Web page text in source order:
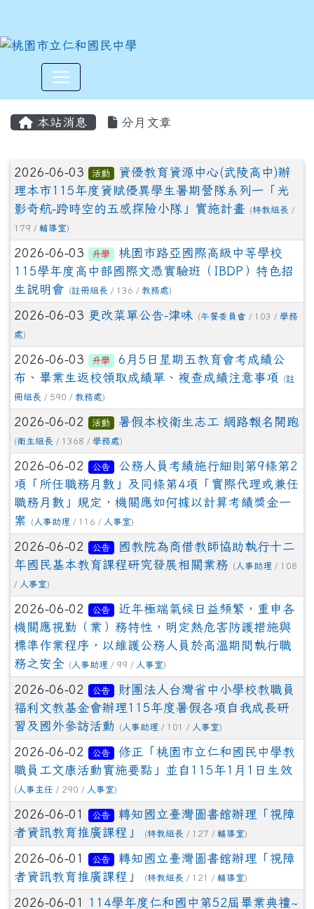
本站消息 分月文章
文章列表
2026-06-03 活動
資優教育資源中心(武陵高中)辦
理本市115年度資賦優異學生暑期營隊系列一「光
影奇航-跨時空的五感探險小隊」實施計畫
(特教組長 /
179 / 輔導室)
2026-06-03 升學
桃園市路亞國際高級中等學校
115學年度高中部國際文憑實驗班（IBDP）特色招
生說明會
(註冊組長 / 136 / 教務處)
2026-06-03 更改菜單公告-津味 (午餐委員會 / 103 / 學務
處)
2026-06-03 升學
6月5日星期五教育會考成績公
布、畢業生返校領取成績單、複查成績注意事項
(註
冊組長 / 590 / 教務處)
2026-06-02 活動 暑假本校衛生志工 網路報名開跑
(衛生組長 / 1368 / 學務處)
2026-06-02 公告
公務人員考績施行細則第9條第2
項「所任職務月數」及同條第4項「實際代理或兼任
職務月數」規定，機關應如何據以計算考績獎金一
案
( 人事助理 / 116 / 人事室)
2026-06-02 公告
國教院為商借教師協助執行十二
年國民基本教育課程研究發展相關業務 ( 人事助理 / 108
/ 人事室)
2026-06-02 公告
近年極端氣候日益頻繁，重申各
機關應視勤（業）務特性，明定熱危害防護措施與
標準作業程序，以維護公務人員於高溫期間執行職
務之安全 ( 人事助理 / 99 / 人事室)
2026-06-02 公告
財團法人台灣省中小學校教職員
福利文教基金會辦理115年度暑假各項自我成長研
習及國外參訪活動
( 人事助理 / 101 / 人事室)
2026-06-02 公告
修正「桃園市立仁和國民中學教
職員工文康活動實施要點」並自115年1月1日生效
( 人事主任 / 290 / 人事室)
2026-06-01 公告
轉知國立臺灣圖書館辦理「視障
者資訊教育推廣課程」
(特教組長 / 127 / 輔導室)
2026-06-01 公告
轉知國立臺灣圖書館辦理「視障
者資訊教育推廣課程」
(特教組長 / 121 / 輔導室)
2026-06-01
114學年度仁和國中第52屆畢業典禮~